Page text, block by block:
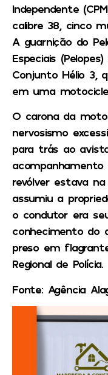
Independente
calibre 38, cinco
A guarnição do
Especiais
Conjunto Hélio 3,
em uma
O carona da
nervosismo
para trás ao
acompanhamento
revólver estava
assumiu a
o condutor era
conhecimento do
preso em
Regional de Polícia.
Fonte: Agência